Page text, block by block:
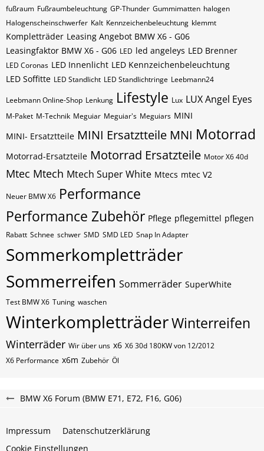
fußraum Fußraumbeleuchtung GP-Thunder Gummimatten halogen
Halogenscheinschwerfer Kalt Kennzeichenbeleuchtung klemmt
Kompletträder Leasing Angebot BMW X6 - G06
Leasingfaktor BMW X6 - G06 LED led angeleys LED Brenner
LED Coronas LED Innenlicht LED Kennzeichenbeleuchtung
LED Soffitte LED Standlicht LED Standlichtringe Leebmann24
Leebmann Online-Shop Lenkung Lifestyle Lux LUX Angel Eyes
M-Paket M-Technik Meguiar Meguiar's Meguiars MINI
MINI- Ersatztteile MINI Ersatztteile MNI Motorrad
Motorrad-Ersatzteile Motorrad Ersatzteile Motor X6 40d
Mtec Mtech Mtech Super White Mtecs mtec V2
Neuer BMW X6 Performance
Performance Zubehör Pflege pflegemittel pflegen
Rabatt Schnee schwer SMD SMD LED Snap In Adapter
Sommerkompletträder
Sommerreifen Sommerräder SuperWhite
Test BMW X6 Tuning waschen
WinterkompletträderWinterreifen
Winterräder Wir über uns x6 X6 30d 180KW von 12/2012
X6 Performance x6m Zubehör Öl
BMW X6 Forum (BMW E71, E72, F16, G06)
Impressum
Datenschutzerklärung
Cookie Einstellungen